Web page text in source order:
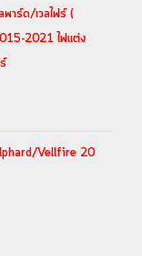
าร์ด/เวลไฟร์ (
2021 ไฟแต่ง
Vellfire 20